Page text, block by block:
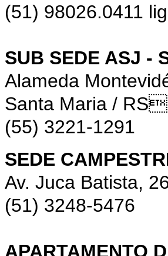
(51) 98026.0411
SUB SEDE ASJ -
Alameda
Santa Maria / RS
(55) 3221-1291
SEDE
Av. Juca Batista,
(51) 3248-5476
APARTAMENTO